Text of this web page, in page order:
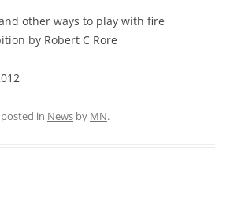
other ways to play with fire
by Robert C Rore
in News by MN.